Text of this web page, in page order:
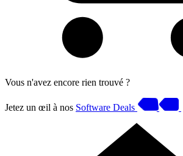
Vous n'avez encore rien trouvé ?
Jetez un œil à nos Software Deals